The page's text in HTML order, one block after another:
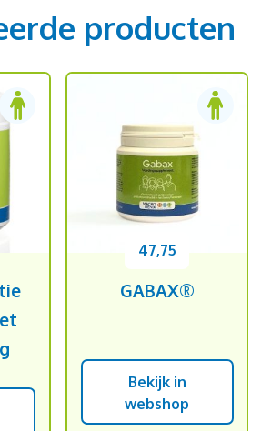
producten
GABAX®
47,75
Bekijk in
webshop